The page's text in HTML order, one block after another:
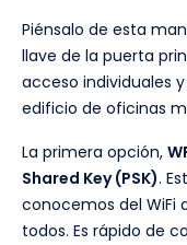
Piénsalo de esta
llave de la puerta
acceso individuales
edificio de oficinas
La primera opción,
Shared Key (PSK).
conocemos del WiFi
todos. Es rápido de